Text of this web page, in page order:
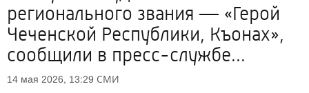
регионального звания — «Герой
Чеченской Республики, Къонах»,
сообщили в пресс-службе...
14 мая 2026, 13:29 СМИ